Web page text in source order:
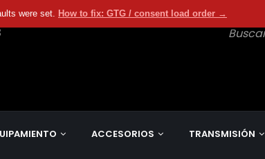
were set. How to fix: GTG / consent load order →
ACCESORIOS TRANSMISIÓN